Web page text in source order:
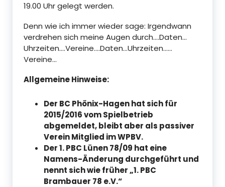
19.00 Uhr gelegt werden.
Denn wie ich immer wieder sage: Irgendwann
verdrehen sich meine Augen durch….Daten…
Uhrzeiten….Vereine….Daten…Uhrzeiten……
Vereine…
Allgemeine Hinweise:
Der BC Phönix-Hagen hat sich für
2015/2016 vom Spielbetrieb
abgemeldet, bleibt aber als passiver
Verein Mitglied im WPBV.
Der 1. PBC Lünen 78/09 hat eine
Namens-Änderung durchgeführt und
nennt sich wie früher „1. PBC
Brambauer 78 e.V.“